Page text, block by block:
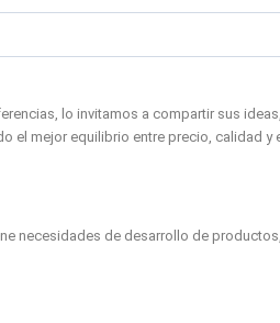
lo invitamos a compartir sus
el mejor equilibrio entre precio, calidad
necesidades de desarrollo de